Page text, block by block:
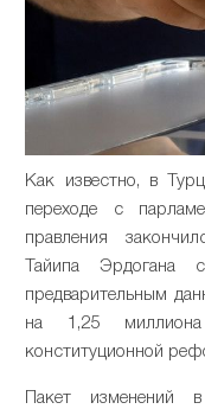
Как известно, в
переходе с
правления
Тайипа Эрдогана
предварительным
на 1,25
конституционной
Пакет изменений